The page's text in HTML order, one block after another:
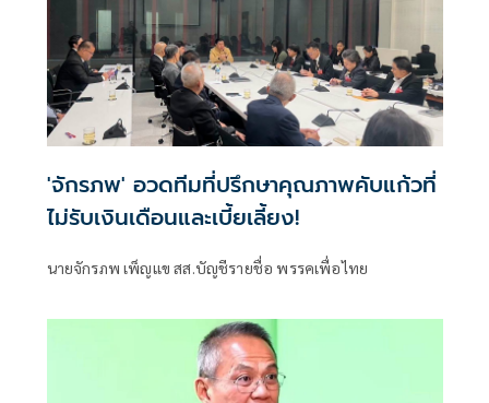
'จักรภพ' อวดทีมที่ปรึกษาคุณภาพคับแก้วที่
ไม่รับเงินเดือนและเบี้ยเลี้ยง!
นายจักรภพ เพ็ญแข สส.บัญชีรายชื่อ พรรคเพื่อไทย